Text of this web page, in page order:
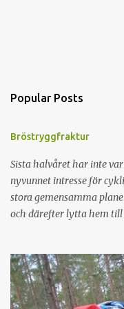
Popular Posts
Bröstryggfraktur
Sista halvåret har inte
nyvunnet intresse för
stora gemensamma
och därefter lytta hem
ställdes in. För att gnälla
lite positiva händelser.
grabbar och cyklade i